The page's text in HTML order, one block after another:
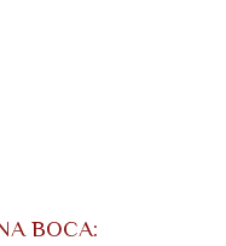
BOCA: